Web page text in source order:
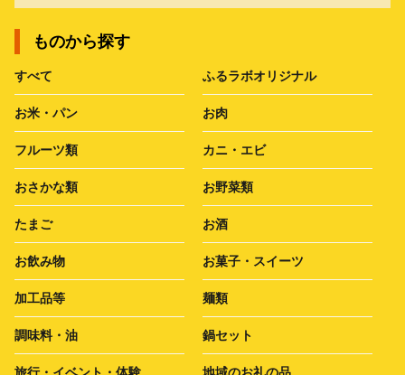
ものから探す
すべて ふるラボオリジナル
お米・パン お肉
フルーツ類 カニ・エビ
おさかな類 お野菜類
たまご お酒
お飲み物 お菓子・スイーツ
加工品等 麺類
調味料・油 鍋セット